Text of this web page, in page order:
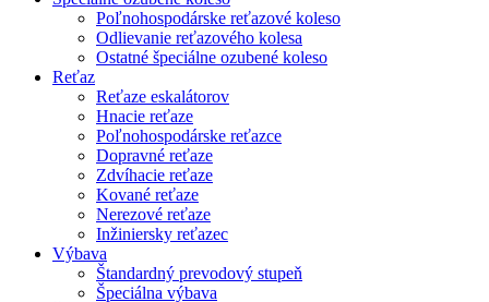
Poľnohospodárske reťazové koleso
Odlievanie reťazového kolesa
Ostatné špeciálne ozubené koleso
Reťaz
Reťaze eskalátorov
Hnacie reťaze
Poľnohospodárske reťazce
Dopravné reťaze
Zdvíhacie reťaze
Kované reťaze
Nerezové reťaze
Inžiniersky reťazec
Výbava
Štandardný prevodový stupeň
Špeciálna výbava